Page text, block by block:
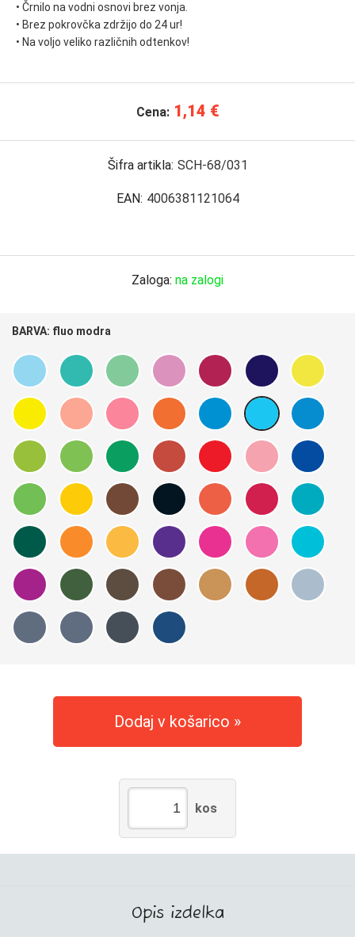
• Črnilo na vodni osnovi brez vonja.
• Brez pokrovčka zdržijo do 24 ur!
• Na voljo veliko različnih odtenkov!
Cena: 1,14 €
Šifra artikla: SCH-68/031
EAN: 4006381121064
Zaloga: na zalogi
BARVA: fluo modra
Dodaj v košarico
kos
Opis izdelka